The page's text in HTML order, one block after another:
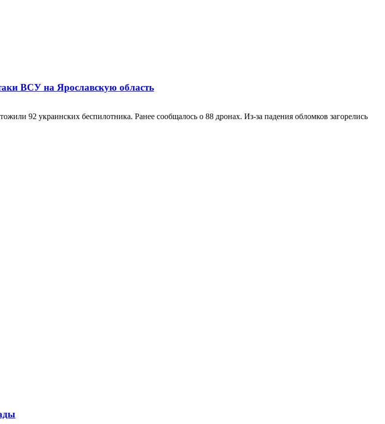
ВСУ на Ярославскую область
92 украинских беспилотника. Ранее сообщалось о 88 дронах. Из-за падения обломков загорелись